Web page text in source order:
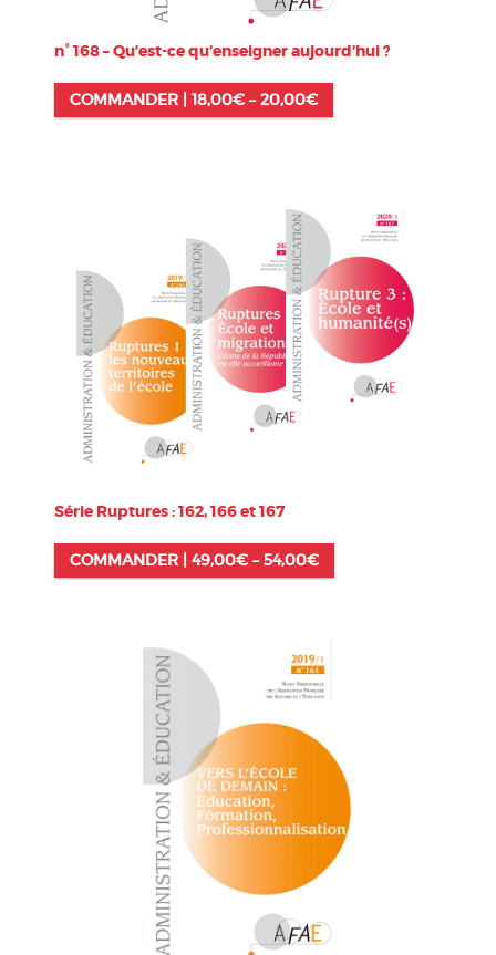
n° 168 – Qu’est-ce qu’enseigner aujourd’hui ?
COMMANDER | 18,00€–20,00€
Série Ruptures : 162, 166 et 167
COMMANDER | 49,00€–54,00€